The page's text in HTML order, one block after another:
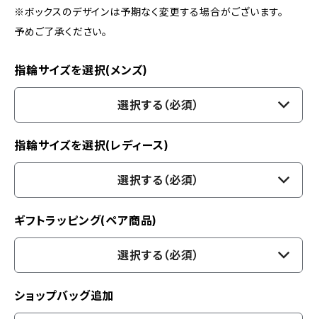
※ボックスのデザインは予期なく変更する場合がございます。
予めご了承ください。
指輪サイズを選択(メンズ)
選択する（必須）
指輪サイズを選択(レディース)
選択する（必須）
ギフトラッピング(ペア商品)
選択する（必須）
ショップバッグ追加